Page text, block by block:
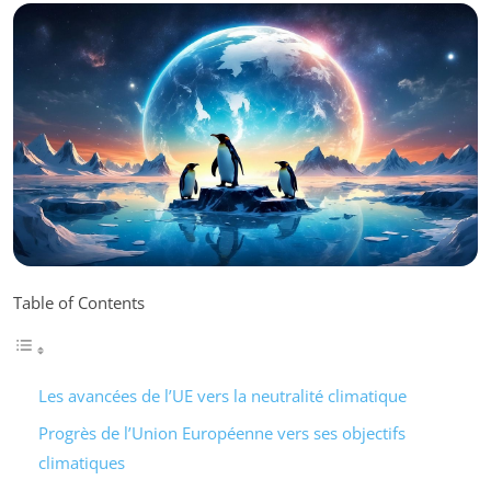
Table of Contents
Les avancées de l’UE vers la neutralité climatique
Progrès de l’Union Européenne vers ses objectifs
climatiques